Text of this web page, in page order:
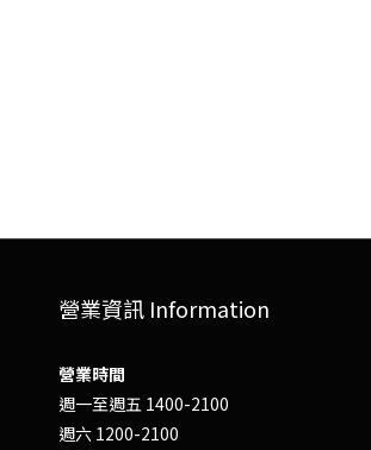
營業資訊 Information
營業時間
週一至週五 1400-2100
週六 1200-2100